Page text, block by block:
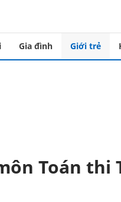
Gia đình Giới trẻ
Toán thi